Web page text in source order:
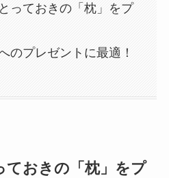
っておきの「枕」をプ
のプレゼントに最適！
おきの「枕」をプ